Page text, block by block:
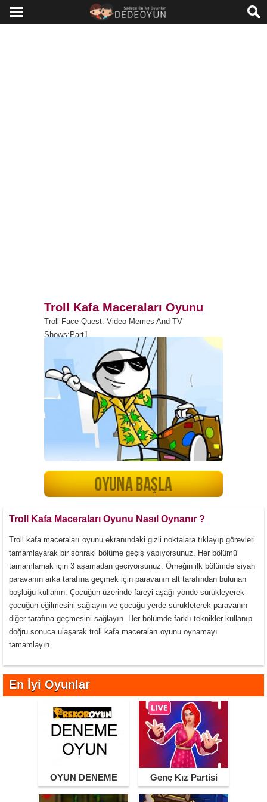
Troll Kafa Maceraları Oyunu
Troll Face Quest: Video Memes And TV
Shows:Part1
Troll Kafa Maceraları Oyunu Nasıl Oynanır ?
Troll kafa maceraları oyunu ekranındaki gizli noktalara tıklayıp görevleri
tamamlayarak bir sonraki bölüme geçiş yapıyorsunuz. Her bölümü
tamamlamak için 3 aşamadan geçiyorsunuz. Örneğin ilk bölümde siyah
paravanın arka tarafına geçmek için paravanın alt tarafından bulunan
boşluğu kullanın. Çocuğun üzerinde fareyi aşağı yönde sürükleyerek
çocuğun eğilmesini sağlayın ve çocuğu yerde sürükleterek paravanın
diğer tarafına geçmesini sağlayın. Her bölümde farklı teknikler kullanıp
doğru sonuca ulaşarak troll kafa maceraları oyunu oynamayı
tamamlayın.
En İyi Oyunlar
OYUN DENEME Genç Kız Partisi